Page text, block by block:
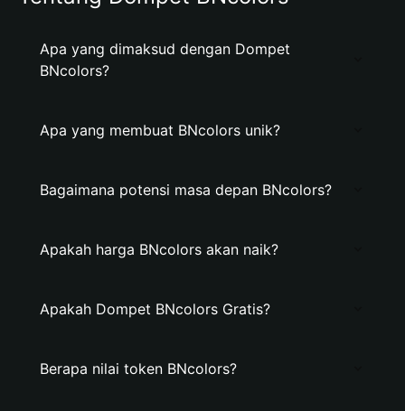
Apa yang dimaksud dengan Dompet
BNcolors?
Apa yang membuat BNcolors unik?
Bagaimana potensi masa depan BNcolors?
Apakah harga BNcolors akan naik?
Apakah Dompet BNcolors Gratis?
Berapa nilai token BNcolors?